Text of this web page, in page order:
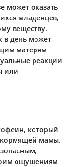
может оказать
младенцев,
веществу.
в день может
матерям
реакции
или
который
кормящей мамы.
ощущениям